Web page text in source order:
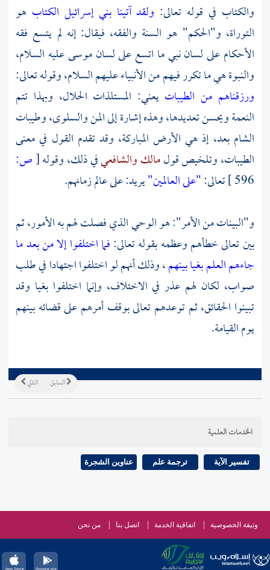
والكتاب في قوله تعالى: ولقد آتينا بني إسرائيل الكتاب هو
التوراة، و"الحكم" هو السنة والفقه، فيقال: إنه لم يتسع فقه
الأحكام على لسان نبي ما اتسع على لسانموسىعليه السلام،
والنبوة هي ما تكرر فيهم من الأنبياء عليهم السلام، وقوله تعالى:
ورزقناهم من الطيباتيعني: المستلذات الحلال، وبهذا تتم
النعمة ويحسن تعديدها، وهذه إشارة إلى المن والسلوى، وطيبات
الشام بعد، إذ هي الأرض المباركة، وقد تقدم القول في معنى
الطيبات، وتلخيص قولمالكوالشافعيفي ذلك، وقوله[ص:
596 ] تعالى:"على العالمين"يريد: على عالم زمانهم.
و"البينات من الأمر": هو الوحي الذي فصلت لهم به الأمور، ثم
بين تعالى خطأهم وعظمه بقوله تعالى:فما اختلفوا إلا من بعد ما
جاءهم العلم بغيا بينهم، وذلك أنهم لو اختلفوا اجتهادا في طلب
صواب، لكان لهم عذر في الاختلاف، وإنما اختلفوا بغيا وقد
تبينوا الحقائق، ثم توعدهم تعالى بوقف أمرهم على قضائه بينهم
يوم القيامة.
التالي السابق
الخدمات العلمية
تفسير الآية ترجمة علم عناوين الشجرة
وثيقة الخصوصية اتفاقية الخدمة اتصل بنا من نحن